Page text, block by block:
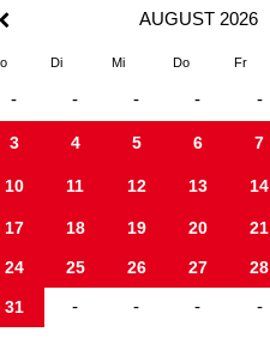
AUGUST 2026
Di Mi Do Fr
- - - - -
3 4 5 6 7
10 11 12 13 14
17 18 19 20 21
24 25 26 27 28
31 - - - -